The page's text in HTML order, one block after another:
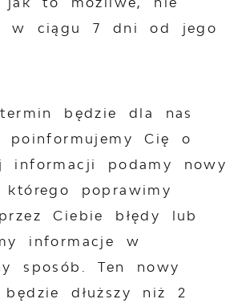
w ciągu 7 dni od jego
będzie dla nas
Cię o
podamy nowy
poprawimy
Ciebie błędy lub
informacje w
sposób. Ten nowy
dłuższy niż 2